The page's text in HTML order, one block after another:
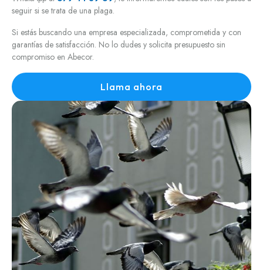
seguir si se trata de una plaga.
Si estás buscando una empresa especializada, comprometida y con
garantías de satisfacción. No lo dudes y solicita presupuesto sin
compromiso en Abecor.
Llama ahora